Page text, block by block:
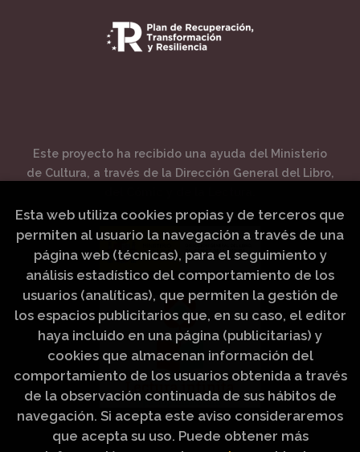
Este proyecto ha recibido una ayuda del Ministerio
de Cultura, a través de la Dirección General del Libro,
Esta web utiliza cookies propias y de terceros que
permiten al usuario la navegación a través de una
página web (técnicas), para el seguimiento y
análisis estadístico del comportamiento de los
usuarios (analíticas), que permiten la gestión de
los espacios publicitarios que, en su caso, el editor
haya incluido en una página (publicitarias) y
cookies que almacenan información del
comportamiento de los usuarios obtenida a través
de la observación continuada de sus hábitos de
navegación. Si acepta este aviso consideraremos
que acepta su uso. Puede obtener más